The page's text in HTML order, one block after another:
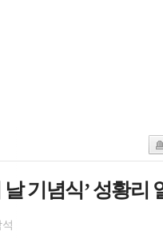
기념식’ 성황리